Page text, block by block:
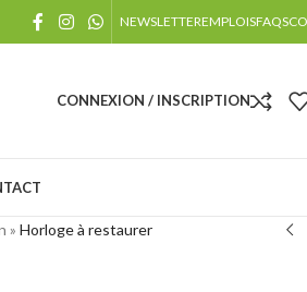
NEWSLETTEREMPLOISFAQS
CONNEXION / INSCRIPTION
» Horloge à restaurer